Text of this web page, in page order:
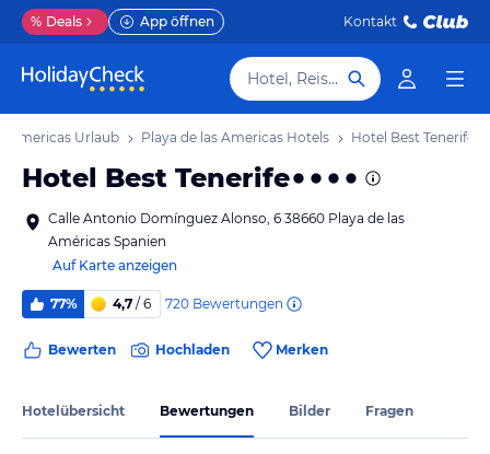
% Deals App öffnen Kontakt
Hotel, Reiseziel
Americas Urlaub Playa de las Americas Hotels Hotel Best Tenerife
Hotel Best Tenerife
Calle Antonio Domínguez Alonso, 6 38660 Playa de las
Américas Spanien
Auf Karte anzeigen
77% 4,7 / 6 720 Bewertungen
Bewerten Hochladen Merken
Hotelübersicht Bewertungen Bilder Fragen